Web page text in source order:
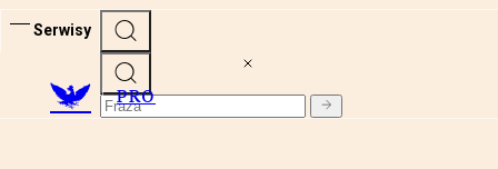
Serwisy
PRO